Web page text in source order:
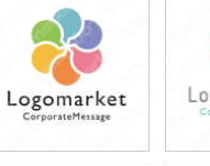
49,800円
(税込54,780円)